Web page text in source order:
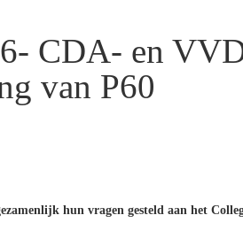
CDA- en
van P60
hun vragen gesteld aan het